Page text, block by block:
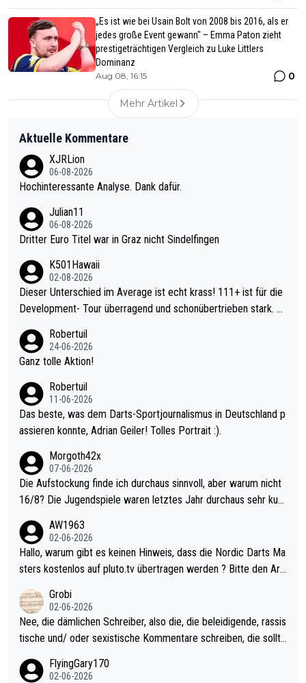
„Es ist wie bei Usain Bolt von 2008 bis 2016, als er
jedes große Event gewann" – Emma Paton zieht
prestigeträchtigen Vergleich zu Luke Littlers
Dominanz
Aug 08, 16:15 0
Mehr Artikel
Aktuelle Kommentare
XJRLion
06-08-2026
Hochinteressante Analyse. Dank dafür.
Julian11
06-08-2026
Dritter Euro Titel war in Graz nicht Sindelfingen
K501Hawaii
02-08-2026
Dieser Unterschied im Average ist echt krass! 111+ ist für die
Development- Tour überragend und schonübertrieben stark. U
mal 40+ erst recht. Da gewinnst keinen Blumentopf - ist ja noc
h krasser wie ein Pokalspiel eines Kreisligisten vs einem Bund
Robertuil
24-06-2026
Ganz tolle Aktion!
Robertuil
11-06-2026
Das beste, was dem Darts-Sportjournalismus in Deutschland p
assieren konnte, Adrian Geiler! Tolles Portrait :).
Morgoth42x
07-06-2026
Die Aufstockung finde ich durchaus sinnvoll, aber warum nicht
16/8? Die Jugendspiele waren letztes Jahr durchaus sehr kurz
Allerdings ist Mitchell Lawrie als Nummer 1 der Welt eh qualifi
ziert. Somit ändert die automatische Qualifikation des Weltmei
sters erstmal nichts. Ich denke sie wollen damit für nächstes J
ohl wenig WDF Turniere spielen. Dies war bei Archie Self letzt
es Jahr der Fall. Er musste als amtierender Weltmeister durch
den Qualifier und ich glaube kaum, dass Mitchel sich das (in Ve
gas) antun würde, wenn er doch eigentlich die PDC-WM als Zi
el hat.
AW1963
02-06-2026
Hallo, warum gibt es keinen Hinweis, dass die Nordic Darts Ma
sters kostenlos auf pluto.tv übertragen werden ? Bitte den Arti
Grobi
02-06-2026
Nee, die dämlichen Schreiber, also die, die beleidigende, rassis
tische und/ oder sexistische Kommentare schreiben, die sollte
s Leben in den Griff kriegen. Nur eins wundert mich: Luke Little
FlyingGary170
02-06-2026